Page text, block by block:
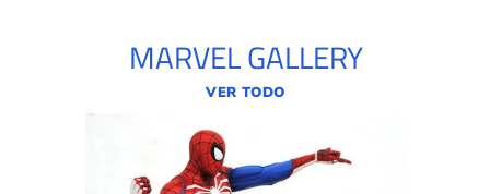
MARVEL GALLERY
VER TODO